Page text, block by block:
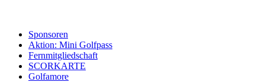
Sponsoren
Aktion: Mini Golfpass
Fernmitgliedschaft
SCORKARTE
Golfamore